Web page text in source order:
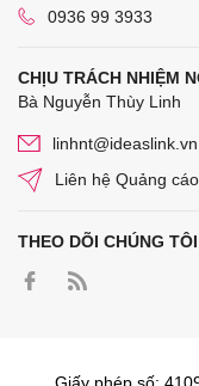
0936 99 3933
CHỊU TRÁCH NHIỆM
Bà Nguyễn Thùy Linh
linhnt@ideaslink.vn
Liên hệ Quảng
THEO DÕI CHÚNG TÔI
Giấy phép số: